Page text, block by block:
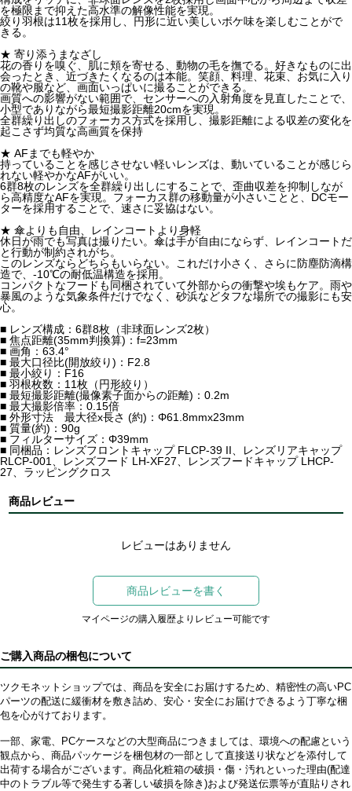
を極限まで抑えた高水準の解像性能を実現。
絞り羽根は11枚を採用し、円形に近い美しいボケ味を楽しむことがで
きる。
★ 寄り添うまなざし
花の香りを嗅ぐ、肌に頬を寄せる、動物の毛を撫でる。好きなものに出
会ったとき、近づきたくなるのは本能。笑顔、料理、花束、お気に入り
の靴や服など、画面いっぱいに撮ることができる。
画質への影響がない範囲で、センサーへの入射角度を見直したことで、
小型でありながら最短撮影距離20cmを実現。
全群繰り出しのフォーカス方式を採用し、撮影距離による収差の変化を
起こさず均質な高画質を保持
★ AFまでも軽やか
持っていることを感じさせない軽いレンズは、動いていることが感じら
れない軽やかなAFがいい。
6群8枚のレンズを全群繰り出しにすることで、歪曲収差を抑制しなが
ら高精度なAFを実現。フォーカス群の移動量が小さいことと、DCモー
ターを採用することで、速さに妥協はない。
★ 傘よりも自由、レインコートより身軽
休日が雨でも写真は撮りたい。傘は手が自由にならず、レインコートだ
と行動が制約されがち。
このレンズならどちらもいらない。これだけ小さく、さらに防塵防滴構
造で、-10℃の耐低温構造を採用。
コンパクトなフードも同梱されていて外部からの衝撃や埃もケア。雨や
暴風のような気象条件だけでなく、砂浜などタフな場所での撮影にも安
心。
■ レンズ構成：6群8枚（非球面レンズ2枚）
■ 焦点距離(35mm判換算)：f=23mm
■ 画角：63.4°
■ 最大口径比(開放絞り)：F2.8
■ 最小絞り：F16
■ 羽根枚数：11枚（円形絞り）
■ 最短撮影距離(撮像素子面からの距離)：0.2m
■ 最大撮影倍率：0.15倍
■ 外形寸法 最大径x長さ (約)：Φ61.8mmx23mm
■ 質量(約)：90g
■ フィルターサイズ：Φ39mm
■ 同梱品：レンズフロントキャップ FLCP-39 II、レンズリアキャップ
RLCP-001、レンズフード LH-XF27、レンズフードキャップ LHCP-
27、ラッピングクロス
商品レビュー
レビューはありません
商品レビューを書く
マイページの購入履歴よりレビュー可能です
ご購入商品の梱包について
ツクモネットショップでは、商品を安全にお届けするため、精密性の高いPC
パーツの配送に緩衝材を敷き詰め、安心・安全にお届けできるよう丁寧な梱
包を心がけております。
一部、家電、PCケースなどの大型商品につきましては、環境への配慮という
観点から、商品パッケージを梱包材の一部として直接送り状などを添付して
出荷する場合がございます。商品化粧箱の破損・傷・汚れといった理由(配達
中のトラブル等で発生する著しい破損を除き)および発送伝票等が直貼りされ